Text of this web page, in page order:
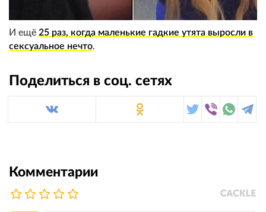
И ещё 25 раз, когда маленькие гадкие утята выросли в
сексуальное нечто.
Поделиться в соц. сетях
Комментарии